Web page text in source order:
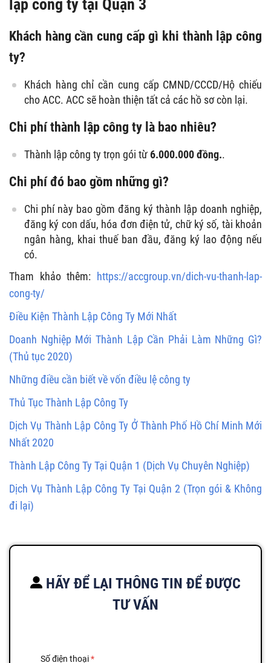
lập công ty tại Quận 3
Khách hàng cần cung cấp gì khi thành lập công
ty?
Khách hàng chỉ cần cung cấp CMND/CCCD/Hộ chiếu
cho ACC. ACC sẽ hoàn thiện tất cả các hồ sơ còn lại.
Chi phí thành lập công ty là bao nhiêu?
Thành lập công ty trọn gói từ6.000.000 đồng..
Chi phí đó bao gồm những gì?
Chi phí này bao gồm đăng ký thành lập doanh nghiệp,
đăng ký con dấu, hóa đơn điện tử, chữ ký số, tài khoản
ngân hàng, khai thuế ban đầu, đăng ký lao động nếu
có.
Tham khảo thêm: https://accgroup.vn/dich-vu-thanh-lap-
cong-ty/
Điều Kiện Thành Lập Công Ty Mới Nhất
Doanh Nghiệp Mới Thành Lập Cần Phải Làm Những Gì?
(Thủ tục 2020)
Những điều cần biết về vốn điều lệ công ty
Thủ Tục Thành Lập Công Ty
Dịch Vụ Thành Lập Công Ty Ở Thành Phố Hồ Chí Minh Mới
Nhất 2020
Thành Lập Công Ty Tại Quận 1 (Dịch Vụ Chuyên Nghiệp)
Dịch Vụ Thành Lập Công Ty Tại Quận 2 (Trọn gói & Không
đi lại)
HÃY ĐỂ LẠI THÔNG TIN ĐỂ ĐƯỢC
TƯ VẤN